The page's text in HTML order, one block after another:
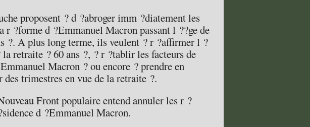
proposent ? d ?abroger imm ?diatement les
r ?forme d ?Emmanuel Macron passant l ??ge de
?. A plus long terme, ils veulent ? r ?affirmer l ?
retraite ? 60 ans ?, ? r ?tablir les facteurs de
Macron ? ou encore ? prendre en
des trimestres en vue de la retraite ?.
Front populaire entend annuler les r ?
d ?Emmanuel Macron.